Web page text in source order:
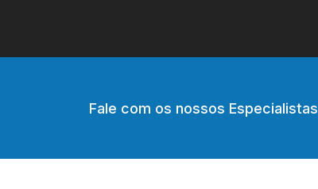
Fale com os nossos Especialistas